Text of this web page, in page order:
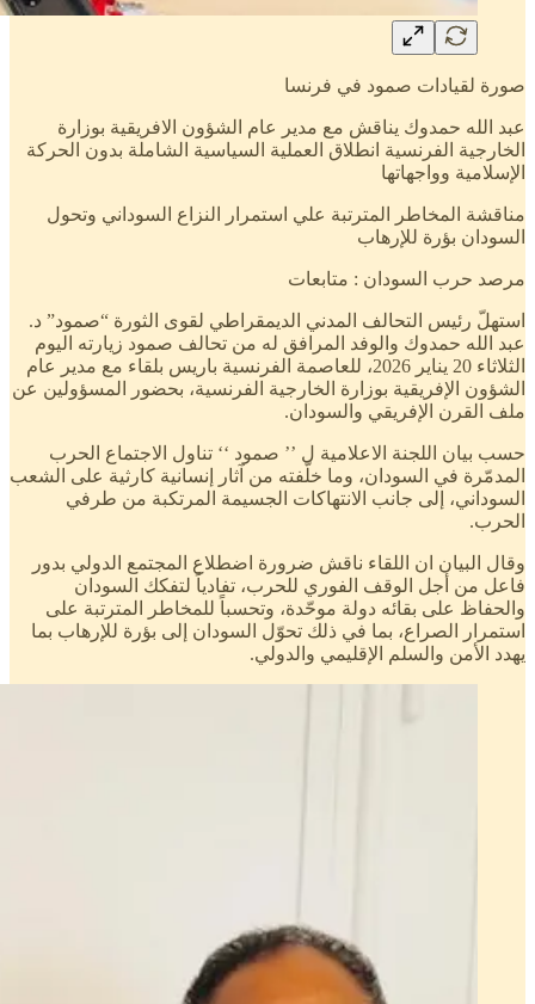
صورة لقيادات صمود في فرنسا
عبد الله حمدوك يناقش مع مدير عام الشؤون الافريقية بوزارة
الخارجية الفرنسية انطلاق العملية السياسية الشاملة بدون الحركة
الإسلامية وواجهاتها
مناقشة المخاطر المترتبة علي استمرار النزاع السوداني وتحول
السودان بؤرة للإرهاب
مرصد حرب السودان : متابعات
استهلّ رئيس التحالف المدني الديمقراطي لقوى الثورة “صمود” د.
عبد الله حمدوك والوفد المرافق له من تحالف صمود زيارته اليوم
الثلاثاء 20 يناير 2026، للعاصمة الفرنسية باريس بلقاء مع مدير عام
الشؤون الإفريقية بوزارة الخارجية الفرنسية، بحضور المسؤولين عن
ملف القرن الإفريقي والسودان.
حسب بيان اللجنة الاعلامية ل ’’ صمود ‘‘ تناول الاجتماع الحرب
المدمّرة في السودان، وما خلّفته من آثار إنسانية كارثية على الشعب
السوداني، إلى جانب الانتهاكات الجسيمة المرتكبة من طرفي
الحرب.
وقال البيان ان اللقاء ناقش ضرورة اضطلاع المجتمع الدولي بدور
فاعل من أجل الوقف الفوري للحرب، تفادياً لتفكك السودان
والحفاظ على بقائه دولة موحّدة، وتحسباً للمخاطر المترتبة على
استمرار الصراع، بما في ذلك تحوّل السودان إلى بؤرة للإرهاب بما
يهدد الأمن والسلم الإقليمي والدولي.